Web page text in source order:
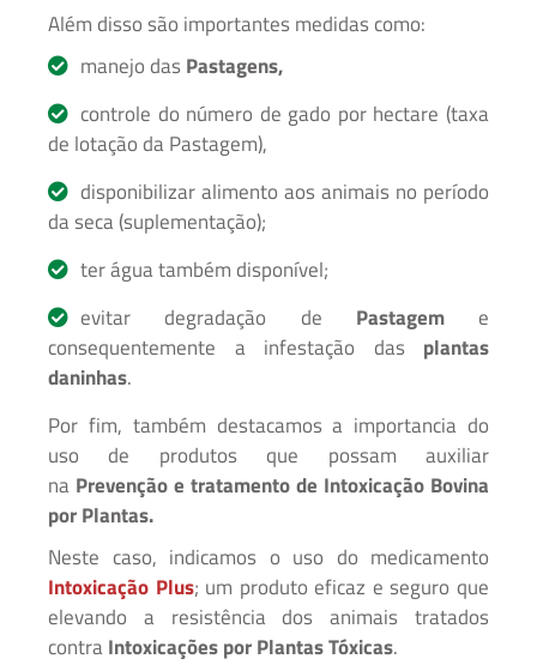
Além disso são importantes medidas como:
manejo das Pastagens,
controle do número de gado por hectare (taxa
de lotação da Pastagem),
disponibilizar alimento aos animais no período
da seca (suplementação);
ter água também disponível;
evitar degradação de Pastageme
consequentemente a infestação das plantas
daninhas.
Por fim, também destacamos a importancia do
uso de produtos que possam auxiliar
na Prevenção e tratamentode Intoxicação Bovina
por Plantas.
Neste caso, indicamos o uso do medicamento
Intoxicação Plus; um produto eficaz e seguro que
elevando a resistência dos animais tratados
contraIntoxicações por Plantas Tóxicas.